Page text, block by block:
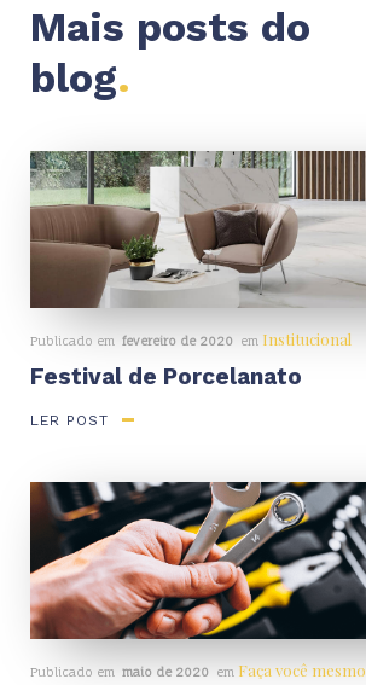
Mais posts do
blog.
Publicado em fevereiro de 2020 em Institucional
Festival de Porcelanato
LER POST
Publicado em maio de 2020 em Faça você mesmo